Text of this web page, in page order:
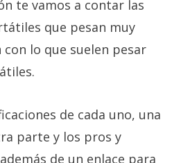
te vamos a contar las
que pesan muy
lo que suelen pesar
de cada uno, una
parte y los pros y
de un enlace para